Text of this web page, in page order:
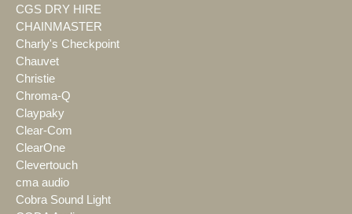
CGS DRY HIRE
CHAINMASTER
Charly's Checkpoint
Chauvet
Christie
Chroma-Q
Claypaky
Clear-Com
ClearOne
Clevertouch
cma audio
Cobra Sound Light